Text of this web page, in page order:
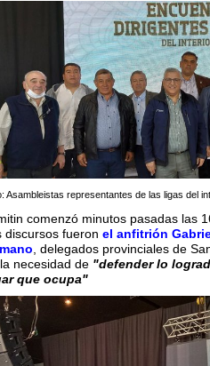
Asambleistas representantes de las ligas del
comenzó minutos pasadas las
discursos fueron el anfitrión
, delegados provinciales de
necesidad de "defender lo
que ocupa"